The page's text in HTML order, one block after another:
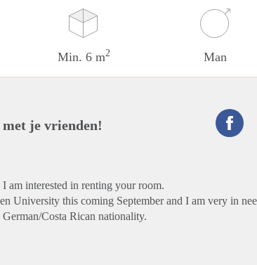
Min. 6 m2 Man
met je vrienden!
am interested in renting your room.
University this coming September and I am very in
Costa Rican nationality.